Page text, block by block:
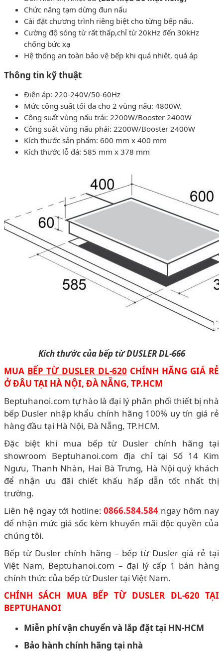
Chức năng tạm dừng đun nấu
Cài đặt chương trình riêng biệt cho từng bếp nấu.
Cường độ sóng từ rất thấp,chỉ từ 20kHz đến 30kHz
chống bức xạ
Hệ thống an toàn bảo vệ bếp khi quá nhiệt, quá áp
Thông tin kỹ thuật
Điện áp: 220-240V/50-60Hz
Mức công suất tối đa cho 2 vùng nấu: 4800W.
Công suất vùng nấu trái: 2200W/Booster 2400W
Công suất vùng nấu phải: 2200W/Booster 2400W
Kích thước sản phẩm: 600 mm x 400 mm
Kích thước lỗ đá: 585 mm x 378 mm
Kích thước của bếp từ DUSLER DL-666
MUA BẾP TỪ DUSLER DL-620 CHÍNH HÃNG GIÁ RẺ
Ở ĐÂU TẠI HÀ NỘI, ĐÀ NẴNG, TP.HCM
Beptuhanoi.com tự hào là đại lý phân phối thiết bị nhà
bếp Dusler nhập khẩu chính hãng 100% uy tín giá rẻ
hàng đầu tại Hà Nội, Đà Nẵng, TP.HCM.
Đặc biệt khi mua bếp từ Dusler chính hãng tại
showroom Beptuhanoi.com địa chỉ tại Số 14 Kim
Ngưu, Thanh Nhàn, Hai Bà Trưng, Hà Nội quý khách
để nhận ưu đãi chiết khấu hấp dẫn tốt nhất thị
trường.
Liên hệ ngay tới hotline:0866.584.584 ngay hôm nay
để nhận mức giá sốc kèm khuyến mãi độc quyền của
chúng tôi.
Bếp từ Dusler chính hãng – bếp từ Dusler giá rẻ tại
Việt Nam, Beptuhanoi.com – đại lý cấp 1 bán hàng
chính thức của bếp từ Dusler tại Việt Nam.
CHÍNH SÁCH MUA BẾP TỪ DUSLER DL-620TẠI
BEPTUHANOI
Miễn phí vận chuyển và lắp đặt tại HN-HCM
Bảo hành chính hãng tại nhà